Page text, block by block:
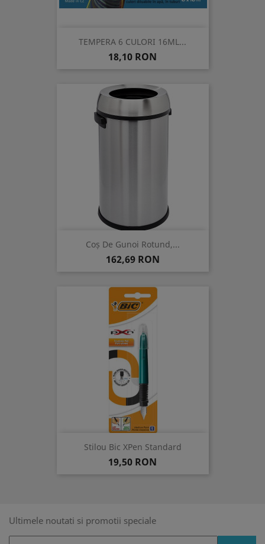
TEMPERA 6 CULORI 16ML...
Pret
18,10 RON
Coș De Gunoi Rotund,...
Pret
162,69 RON
Stilou Bic XPen Standard
Pret
19,50 RON
Ultimele noutati si promotii speciale